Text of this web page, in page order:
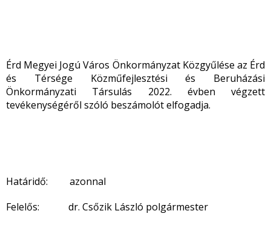
Érd Megyei Jogú Város Önkormányzat Közgyűlése az Érd
és Térsége Közműfejlesztési és Beruházási
Önkormányzati Társulás 2022. évben végzett
tevékenységéről szóló beszámolót elfogadja.
Határidő: azonnal
Felelős: dr. Csőzik László polgármester